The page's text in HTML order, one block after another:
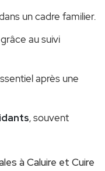
un cadre familier.
grâce au suivi
après une
, souvent
à Caluire et Cuire